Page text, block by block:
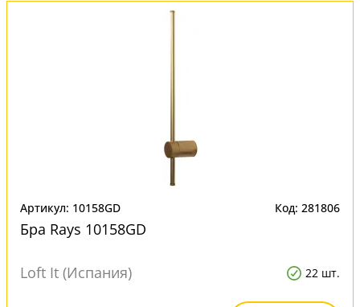
Артикул: 10158GD Код: 281806
Бра Rays 10158GD
Loft It (Испания) 22 шт.